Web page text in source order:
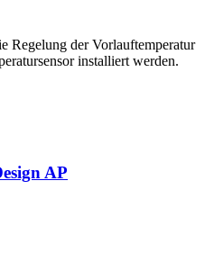
Regelung der Vorlauftemperatur
installiert werden.
AP